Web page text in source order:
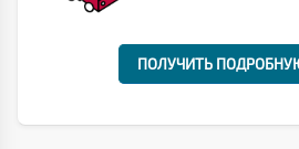
ПОЛУЧИТЬ